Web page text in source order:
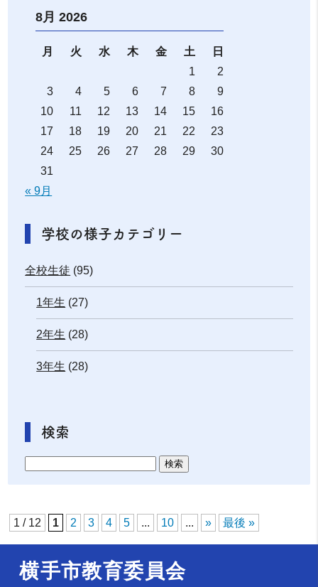
8月 2026
月 火 水 木 金 土
日
1
2
3
4 5 6 7 8
9
10
11 12 13 14 15
16
17
18 19 20 21 22
23
24
25 26 27 28 29
30
31
« 9月
学校の様子カテゴリー
全校生徒 (95)
1年生 (27)
2年生 (28)
3年生 (28)
検索
1 / 12 1 2 3 4 5 ... 10 ... » 最後 »
横手市教育委員会